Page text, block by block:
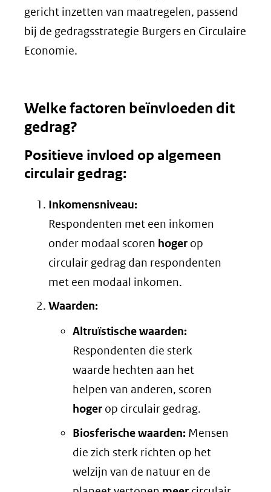
gericht inzetten van maatregelen, passend
bij de gedragsstrategie Burgers en Circulaire
Economie.
Welke factoren beïnvloeden dit
gedrag?
Positieve invloed op algemeen
circulair gedrag:
Inkomensniveau:
Respondenten met een inkomen
onder modaal scoren hoger op
circulair gedrag dan respondenten
met een modaal inkomen.
Waarden:
Altruïstische waarden:
Respondenten die sterk
waarde hechten aan het
helpen van anderen, scoren
hoger op circulair gedrag.
Biosferische waarden: Mensen
die zich sterk richten op het
welzijn van de natuur en de